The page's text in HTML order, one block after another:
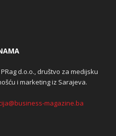
d.o.o., društvo za medijsku
i marketing iz Sarajeva.
magazine.ba